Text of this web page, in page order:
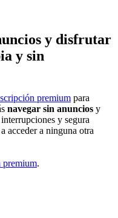
y disfrutar
y sin
premium para
navegar sin anuncios y
y segura
acceder a ninguna otra
premium.